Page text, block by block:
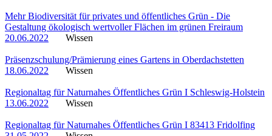
Mehr Biodiversität für privates und öffentliches Grün - Die
Gestaltung ökologisch wertvoller Flächen im grünen Freiraum
20.06.2022
Wissen
Präsenzschulung/Prämierung eines Gartens in Oberdachstetten
18.06.2022
Wissen
Regionaltag für Naturnahes Öffentliches Grün I Schleswig-Holstein
13.06.2022
Wissen
Regionaltag für Naturnahes Öffentliches Grün I 83413 Fridolfing